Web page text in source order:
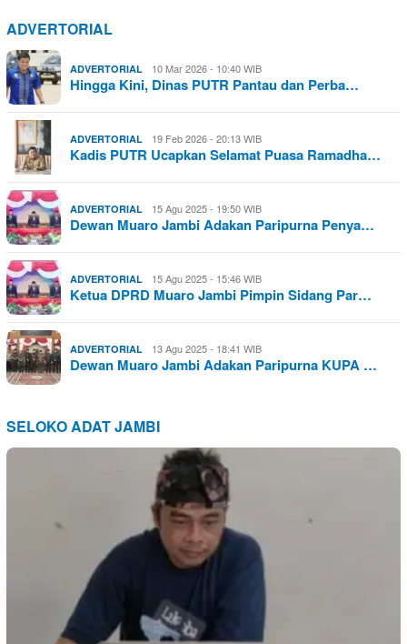
ADVERTORIAL
ADVERTORIAL 10 Mar 2026 - 10:40 WIB
Hingga Kini, Dinas PUTR Pantau dan Perba…
ADVERTORIAL 19 Feb 2026 - 20:13 WIB
Kadis PUTR Ucapkan Selamat Puasa Ramadha…
ADVERTORIAL 15 Agu 2025 - 19:50 WIB
Dewan Muaro Jambi Adakan Paripurna Penya…
ADVERTORIAL 15 Agu 2025 - 15:46 WIB
Ketua DPRD Muaro Jambi Pimpin Sidang Par…
ADVERTORIAL 13 Agu 2025 - 18:41 WIB
Dewan Muaro Jambi Adakan Paripurna KUPA …
SELOKO ADAT JAMBI